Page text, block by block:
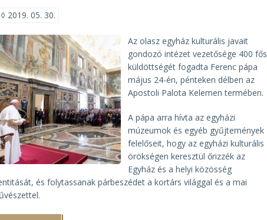
◊ 2019. 05. 30.
Az olasz egyház kulturális javait
gondozó intézet vezetősége 400 fős
küldöttségét fogadta Ferenc pápa
május 24-én, pénteken délben az
Apostoli Palota Kelemen termében.
A pápa arra hívta az egyházi
múzeumok és egyéb gyűjtemények
felelőseit, hogy az egyházi kulturális
örökségen keresztül őrizzék az
Egyház és a helyi közösség
és folytassanak párbeszédet a kortárs világgal és a mai